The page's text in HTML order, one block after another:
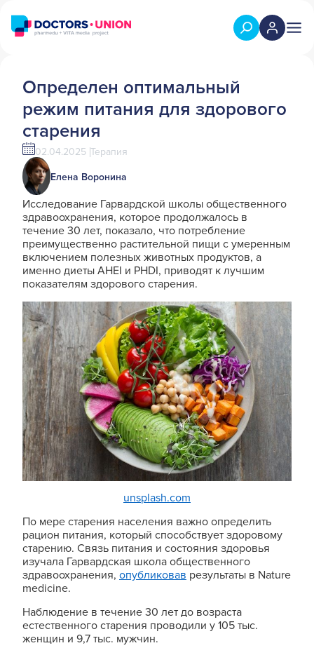
Определен оптимальный
режим питания для здорового
старения
02.04.2025 Терапия
Елена Воронина
Исследование Гарвардской школы общественного
здравоохранения, которое продолжалось в
течение 30 лет, показало, что потребление
преимущественно растительной пищи с умеренным
включением полезных животных продуктов, а
именно диеты AHEI и PHDI, приводят к лучшим
показателям здорового старения.
unsplash.com
По мере старения населения важно определить
рацион питания, который способствует здоровому
старению. Связь питания и состояния здоровья
изучала Гарвардская школа общественного
здравоохранения, опубликовав результаты в Nature
medicine.
Наблюдение в течение 30 лет до возраста
естественного старения проводили у 105 тыс.
женщин и 9,7 тыс. мужчин.